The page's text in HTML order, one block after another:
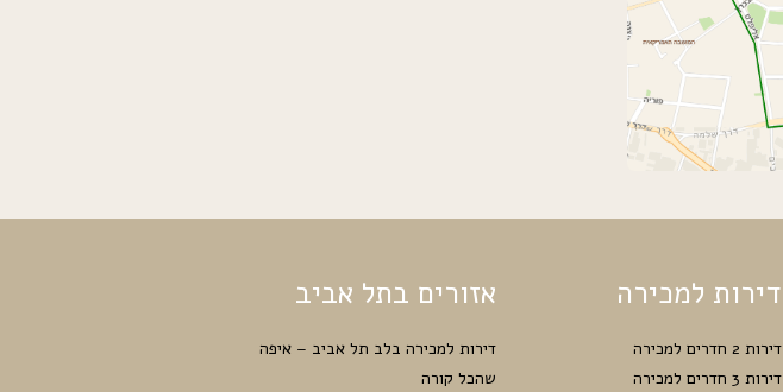
דירות למכירה
דירות 2 חדרים למכירה
דירות 3 חדרים למכירה
אזורים בתל אביב
דירות למכירה בלב תל אביב – איפה
שהכל קורה